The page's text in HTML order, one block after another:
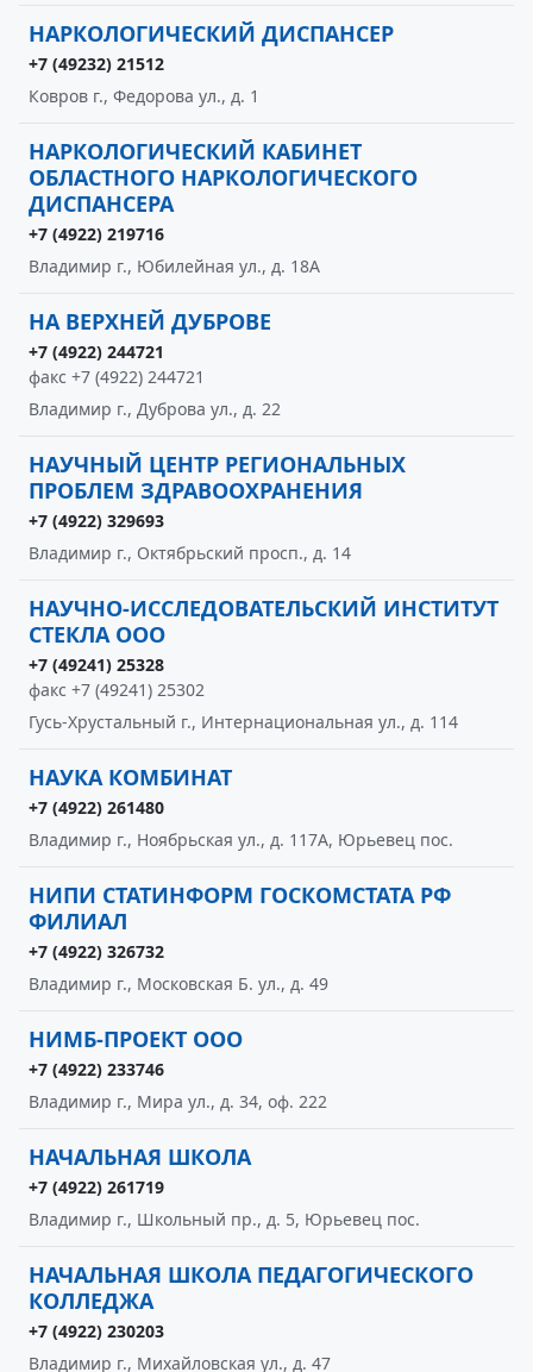
НАРКОЛОГИЧЕСКИЙ ДИСПАНСЕР
+7 (49232) 21512
Ковров г., Федорова ул., д. 1
НАРКОЛОГИЧЕСКИЙ КАБИНЕТ
ОБЛАСТНОГО НАРКОЛОГИЧЕСКОГО
ДИСПАНСЕРА
+7 (4922) 219716
Владимир г., Юбилейная ул., д. 18А
НА ВЕРХНЕЙ ДУБРОВЕ
+7 (4922) 244721
факс +7 (4922) 244721
Владимир г., Дуброва ул., д. 22
НАУЧНЫЙ ЦЕНТР РЕГИОНАЛЬНЫХ
ПРОБЛЕМ ЗДРАВООХРАНЕНИЯ
+7 (4922) 329693
Владимир г., Октябрьский просп., д. 14
НАУЧНО-ИССЛЕДОВАТЕЛЬСКИЙ ИНСТИТУТ
СТЕКЛА ООО
+7 (49241) 25328
факс +7 (49241) 25302
Гусь-Хрустальный г., Интернациональная ул., д. 114
НАУКА КОМБИНАТ
+7 (4922) 261480
Владимир г., Ноябрьская ул., д. 117А, Юрьевец пос.
НИПИ СТАТИНФОРМ ГОСКОМСТАТА РФ
ФИЛИАЛ
+7 (4922) 326732
Владимир г., Московская Б. ул., д. 49
НИМБ-ПРОЕКТ ООО
+7 (4922) 233746
Владимир г., Мира ул., д. 34, оф. 222
НАЧАЛЬНАЯ ШКОЛА
+7 (4922) 261719
Владимир г., Школьный пр., д. 5, Юрьевец пос.
НАЧАЛЬНАЯ ШКОЛА ПЕДАГОГИЧЕСКОГО
КОЛЛЕДЖА
+7 (4922) 230203
Владимир г., Михайловская ул., д. 47